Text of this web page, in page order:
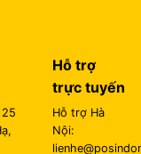
Hỗ trợ
trực tuyến
Hỗ trợ Hà
Nội: